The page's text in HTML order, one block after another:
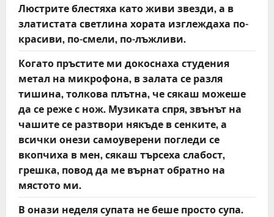
Люстрите блестяха като живи звезди, а в
златистата светлина хората изглеждаха по-
красиви, по-смели, по-лъжливи.
Когато пръстите ми докоснаха студения
метал на микрофона, в залата се разля
тишина, толкова плътна, че сякаш можеше
да се реже с нож. Музиката спря, звънът на
чашите се разтвори някъде в сенките, а
всички онези самоуверени погледи се
вкопчиха в мен, сякаш търсеха слабост,
грешка, повод да ме върнат обратно на
мястото ми.
В онази неделя супата не беше просто супа.